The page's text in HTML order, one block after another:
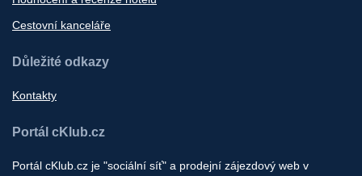
Cestovní kanceláře
Důležité odkazy
Kontakty
Portál cKlub.cz
Portál cKlub.cz je "sociální síť" a prodejní zájezdový web v